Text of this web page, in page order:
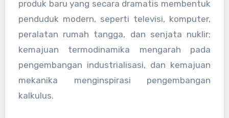
produk baru yang secara dramatis membentuk
penduduk modern, seperti televisi, komputer,
peralatan rumah tangga, dan senjata nuklir;
kemajuan termodinamika mengarah pada
pengembangan industrialisasi, dan kemajuan
mekanika menginspirasi pengembangan
kalkulus.